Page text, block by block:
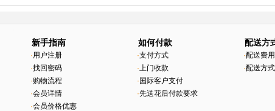
新手指南
·用户注册
·找回密码
·购物流程
·会员详情
·会员价格优惠
如何付款
·支付方式
·上门收款
· 国际客户支付
·先送花后付款要求
配送方
·配送费
·配送方式